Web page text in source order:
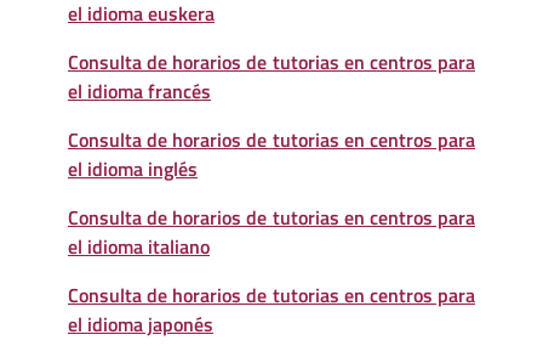
el idioma euskera
Consulta de horarios de tutorias en centros para
el idioma francés
Consulta de horarios de tutorias en centros para
el idioma inglés
Consulta de horarios de tutorias en centros para
el idioma italiano
Consulta de horarios de tutorias en centros para
el idioma japonés